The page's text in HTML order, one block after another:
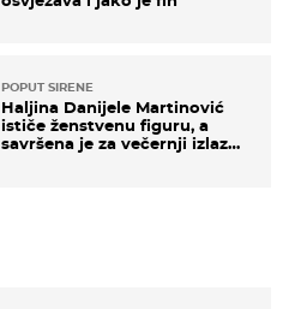
POPUT SIRENE
Haljina Danijele Martinović
ističe ženstvenu figuru, a
savršena je za večernji izlazak